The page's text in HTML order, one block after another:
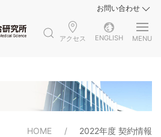
お問い合わせ
アクセス ENGLISH MENU
HOME 2022年度 契約情報